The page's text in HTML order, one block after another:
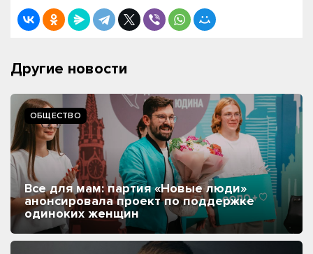
Другие новости
ОБЩЕСТВО
Все для мам: партия «Новые люди»
анонсировала проект по поддержке
одиноких женщин